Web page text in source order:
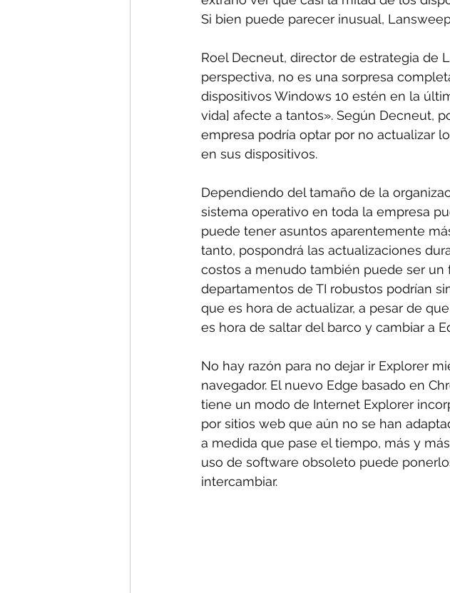
Si bien puede parecer inusual,
Roel Decneut, director de estrategia de
perspectiva, no es una sorpresa
dispositivos Windows 10 estén en la
vida] afecte a tantos». Según Decneut,
empresa podría optar por no actualizar
en sus dispositivos.
Dependiendo del tamaño de la
sistema operativo en toda la empresa
puede tener asuntos aparentemente
tanto, pospondrá las actualizaciones
costos a menudo también puede ser un
departamentos de TI robustos podrían
que es hora de actualizar, a pesar de
es hora de saltar del barco y cambiar a
No hay razón para no dejar ir Explorer
navegador. El nuevo Edge basado en
tiene un modo de Internet Explorer
por sitios web que aún no se han
a medida que pase el tiempo, más y
uso de software obsoleto puede
intercambiar.